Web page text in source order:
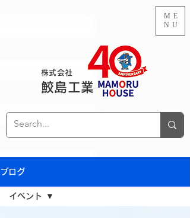
ME
NU
株式会社
鮫島工業
ブログ
イベント